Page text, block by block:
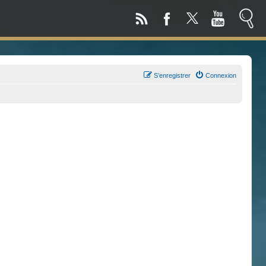
Connexion
S’enregistrer